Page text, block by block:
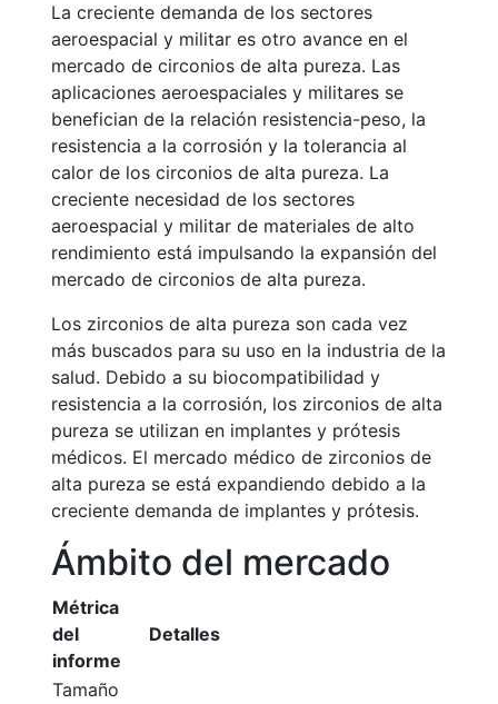
La creciente demanda de los sectores
aeroespacial y militar es otro avance en el
mercado de circonios de alta pureza. Las
aplicaciones aeroespaciales y militares se
benefician de la relación resistencia-peso, la
resistencia a la corrosión y la tolerancia al
calor de los circonios de alta pureza. La
creciente necesidad de los sectores
aeroespacial y militar de materiales de alto
rendimiento está impulsando la expansión del
mercado de circonios de alta pureza.
Los zirconios de alta pureza son cada vez
más buscados para su uso en la industria de la
salud. Debido a su biocompatibilidad y
resistencia a la corrosión, los zirconios de alta
pureza se utilizan en implantes y prótesis
médicos. El mercado médico de zirconios de
alta pureza se está expandiendo debido a la
creciente demanda de implantes y prótesis.
Ámbito del mercado
Métrica
del
informe
Detalles
Tamaño